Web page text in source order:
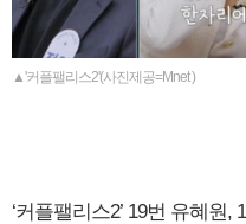
▲'커플팰리스2'(사진제공=Mnet )
‘커플팰리스2’ 19번 유혜원